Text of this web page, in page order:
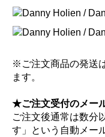
※ご注文商品の発送
ます。
★ご注文受付のメー
ご注文後通常は数分
す」という自動メー